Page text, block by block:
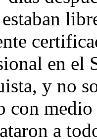
en el
y no
con
a